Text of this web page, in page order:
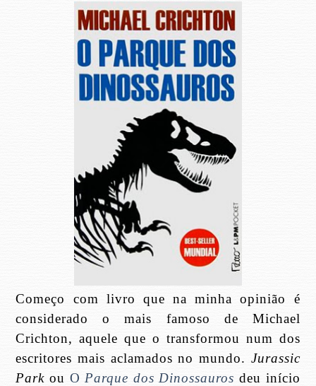
Começo com livro que na minha opinião é
considerado o mais famoso de Michael
Crichton, aquele que o transformou num dos
escritores mais aclamados no mundo. Jurassic
Park ou O Parque dos Dinossauros deu início